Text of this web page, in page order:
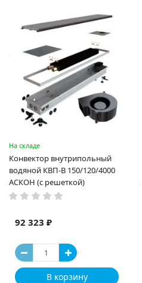
На складе
Конвектор внутрипольный
водяной КВП-В 150/120/4000
АСКОН (с решеткой)
92 323 ₽
В корзину